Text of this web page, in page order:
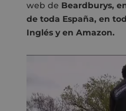
web de Beardburys,
de toda España, en
Inglés y en Amazon.